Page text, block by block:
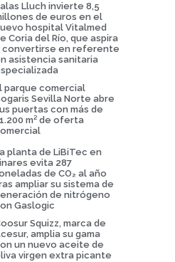
Lluch invierte 8,5
de euros en el
hospital Vitalmed
Coria del Río, que aspira
convertirse en referente
asistencia sanitaria
parque comercial
Sevilla Norte abre
puertas con más de
m² de oferta
planta de LiBiTec en
evita 287
de CO₂ al año
ampliar su sistema de
de nitrógeno
Gaslogic
Squizz, marca de
amplia su gama
un nuevo aceite de
virgen extra picante